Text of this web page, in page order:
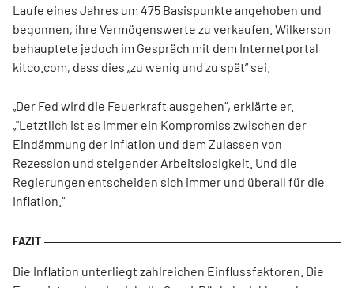
Laufe eines Jahres um 475 Basispunkte angehoben und
begonnen, ihre Vermögenswerte zu verkaufen. Wilkerson
behauptete jedoch im Gespräch mit dem Internetportal
kitco.com, dass dies „zu wenig und zu spät“ sei.
„Der Fed wird die Feuerkraft ausgehen“, erklärte er.
„"Letztlich ist es immer ein Kompromiss zwischen der
Eindämmung der Inflation und dem Zulassen von
Rezession und steigender Arbeitslosigkeit. Und die
Regierungen entscheiden sich immer und überall für die
Inflation.“
Die Inflation unterliegt zahlreichen Einflussfaktoren. Die